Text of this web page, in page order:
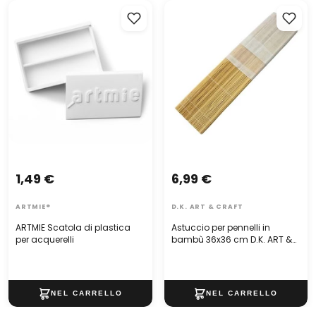
Manico di legno elegante e ergonomico con il logo
Lunghezza della lama 7,4 cm
Lunghezza del manico 11 cm
Made in Italy
Guardate l'offerta di altre spatole professionali
ARTMIE Scatola di plastica
per acquerelli
1,49 €
ARTMIE®
bambù 36x36 cm D.K. ART &
Astuccio per pennelli in
bambù 36x36 cm D.K. ART &
6,99 €
D.K. ART & CRAFT